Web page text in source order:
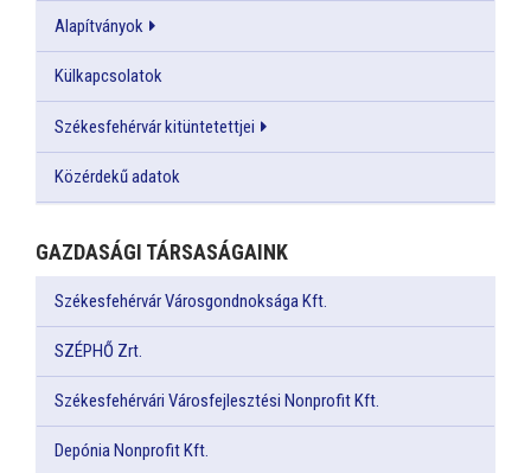
Alapítványok
Külkapcsolatok
Székesfehérvár kitüntetettjei
Közérdekű adatok
GAZDASÁGI TÁRSASÁGAINK
Székesfehérvár Városgondnoksága Kft.
SZÉPHŐ Zrt.
Székesfehérvári Városfejlesztési Nonprofit Kft.
Depónia Nonprofit Kft.